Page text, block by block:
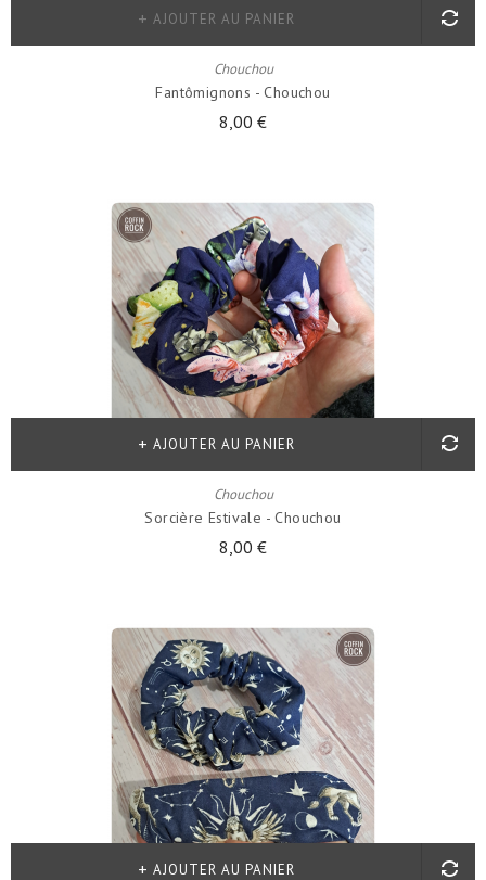
Chouchou
Fantômignons - Chouchou
8,00 €
AJOUTER AU PANIER
Chouchou
Sorcière Estivale - Chouchou
8,00 €
AJOUTER AU PANIER
AJOUTER AU PANIER